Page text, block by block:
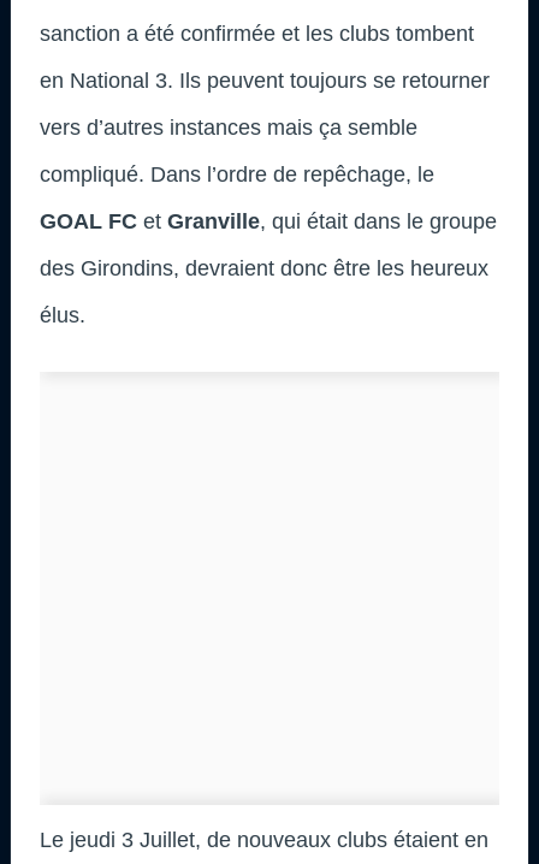
sanction a été confirmée et les clubs tombent
en National 3. Ils peuvent toujours se retourner
vers d’autres instances mais ça semble
compliqué. Dans l’ordre de repêchage, le
GOAL FC et Granville, qui était dans le groupe
des Girondins, devraient donc être les heureux
élus.
Le jeudi 3 Juillet, de nouveaux clubs étaient en